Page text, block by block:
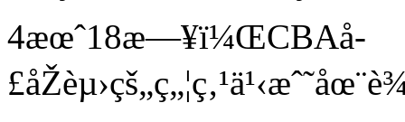
4æœˆ18æ—¥ï¼ŒCBAå­